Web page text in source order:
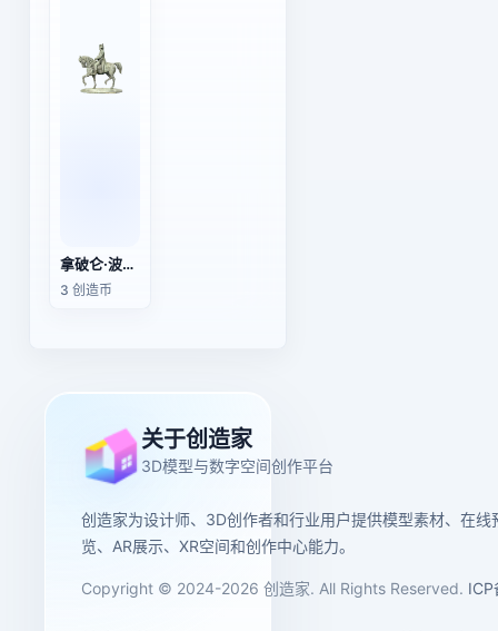
拿破仑·波拿巴的骑马像
3 创造币
关于创造家
3D模型与数字空间创作平台
创造家为设计师、3D创作者和行业用户提供模型素材、在线
览、AR展示、XR空间和创作中心能力。
Copyright © 2024-2026 创造家. All Rights Reserved. ICP